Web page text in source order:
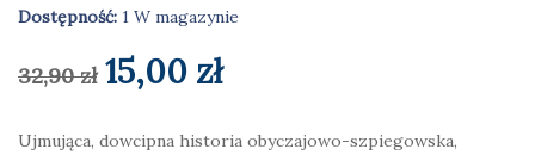
Dostępność: 1 W magazynie
32,90zł Pierwotna
cena
15,00 złAktualna
cena
Ujmująca, dowcipna historia obyczajowo-szpiegowska,